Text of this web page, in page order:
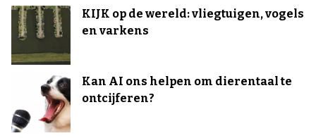
KIJK op de wereld: vliegtuigen, vogels
en varkens
Kan AI ons helpen om dierentaal te
ontcijferen?